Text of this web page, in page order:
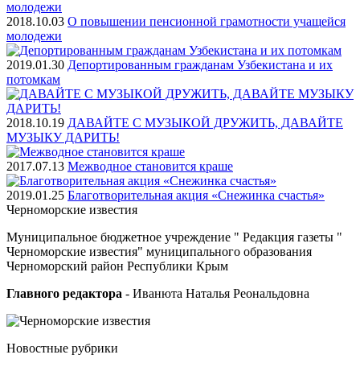
2018.10.03 О повышении пенсионной грамотности учащейся
молодежи
2019.01.30 Депортированным гражданам Узбекистана и их
потомкам
2018.10.19 ДАВАЙТЕ С МУЗЫКОЙ ДРУЖИТЬ, ДАВАЙТЕ
МУЗЫКУ ДАРИТЬ!
2017.07.13 Межводное становится краше
2019.01.25 Благотворительная акция «Снежинка счастья»
Черноморские известия
Муниципальное бюджетное учреждение " Редакция газеты "
Черноморские известия" муниципального образования
Черноморский район Республики Крым
Главного редактора - Иванюта Наталья Реональдовна
Новостные рубрики